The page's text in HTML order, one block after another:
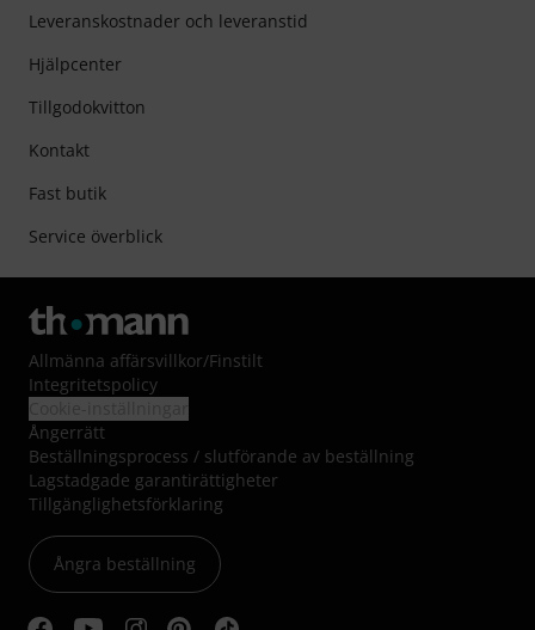
Leveranskostnader och leveranstid
Hjälpcenter
Tillgodokvitton
Kontakt
Fast butik
Service överblick
Allmänna affärsvillkor/Finstilt
Integritetspolicy
Ångerrätt
Beställningsprocess / slutförande av beställning
Lagstadgade garantirättigheter
Tillgänglighetsförklaring
Ångra beställning